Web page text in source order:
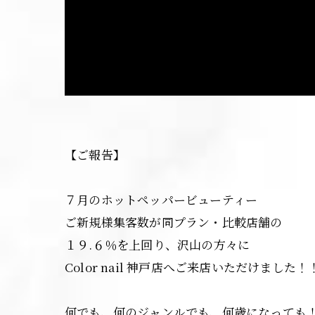
【ご報告】
７月のホットペッパービューティー
ご新規様集客数が同プラン・比較店舗の
１９.６％を上回り、沢山の方々に
Color nail 神戸店へご来店いただけました！！